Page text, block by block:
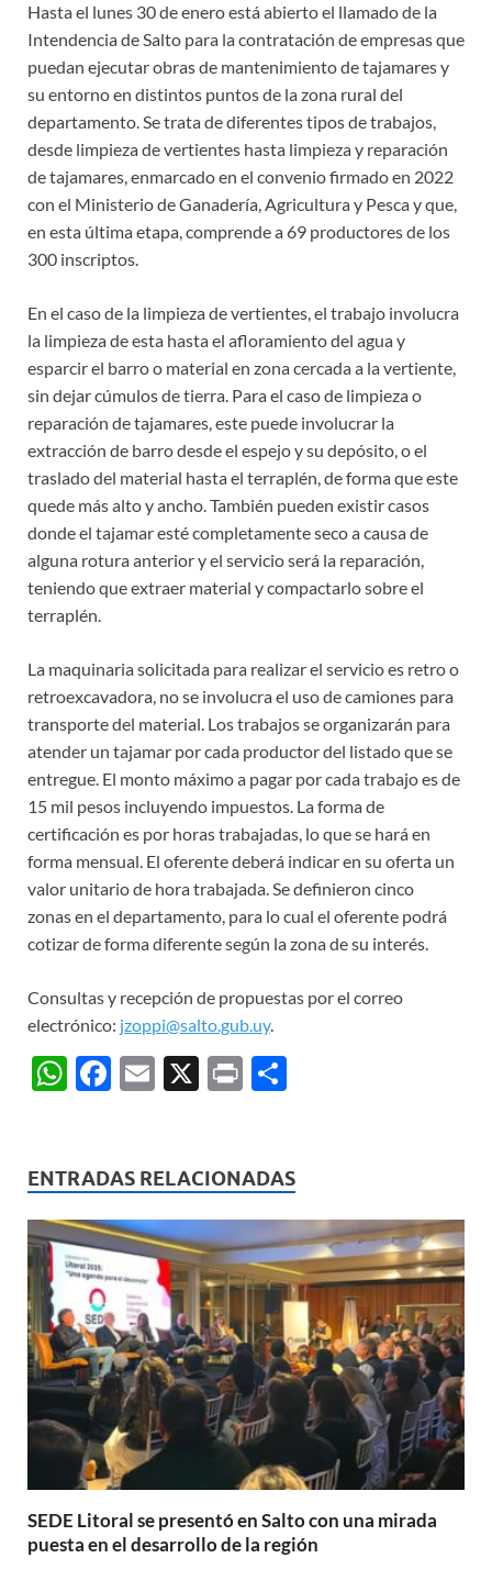
Hasta el lunes 30 de enero está abierto el llamado de la
Intendencia de Salto para la contratación de empresas que
puedan ejecutar obras de mantenimiento de tajamares y
su entorno en distintos puntos de la zona rural del
departamento. Se trata de diferentes tipos de trabajos,
desde limpieza de vertientes hasta limpieza y reparación
de tajamares, enmarcado en el convenio firmado en 2022
con el Ministerio de Ganadería, Agricultura y Pesca y que,
en esta última etapa, comprende a 69 productores de los
300 inscriptos.
En el caso de la limpieza de vertientes, el trabajo involucra
la limpieza de esta hasta el afloramiento del agua y
esparcir el barro o material en zona cercada a la vertiente,
sin dejar cúmulos de tierra. Para el caso de limpieza o
reparación de tajamares, este puede involucrar la
extracción de barro desde el espejo y su depósito, o el
traslado del material hasta el terraplén, de forma que este
quede más alto y ancho. También pueden existir casos
donde el tajamar esté completamente seco a causa de
alguna rotura anterior y el servicio será la reparación,
teniendo que extraer material y compactarlo sobre el
terraplén.
La maquinaria solicitada para realizar el servicio es retro o
retroexcavadora, no se involucra el uso de camiones para
transporte del material. Los trabajos se organizarán para
atender un tajamar por cada productor del listado que se
entregue. El monto máximo a pagar por cada trabajo es de
15 mil pesos incluyendo impuestos. La forma de
certificación es por horas trabajadas, lo que se hará en
forma mensual. El oferente deberá indicar en su oferta un
valor unitario de hora trabajada. Se definieron cinco
zonas en el departamento, para lo cual el oferente podrá
cotizar de forma diferente según la zona de su interés.
Consultas y recepción de propuestas por el correo
electrónico: jzoppi@salto.gub.uy.
W
s
A
p
p
F
b
o
o
k
E
X
P
p
ar
ti
r
ENTRADAS RELACIONADAS
SEDE Litoral se presentó en Salto con una mirada
puesta en el desarrollo de la región